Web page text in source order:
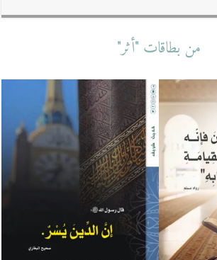
من بطاقات "أثر"